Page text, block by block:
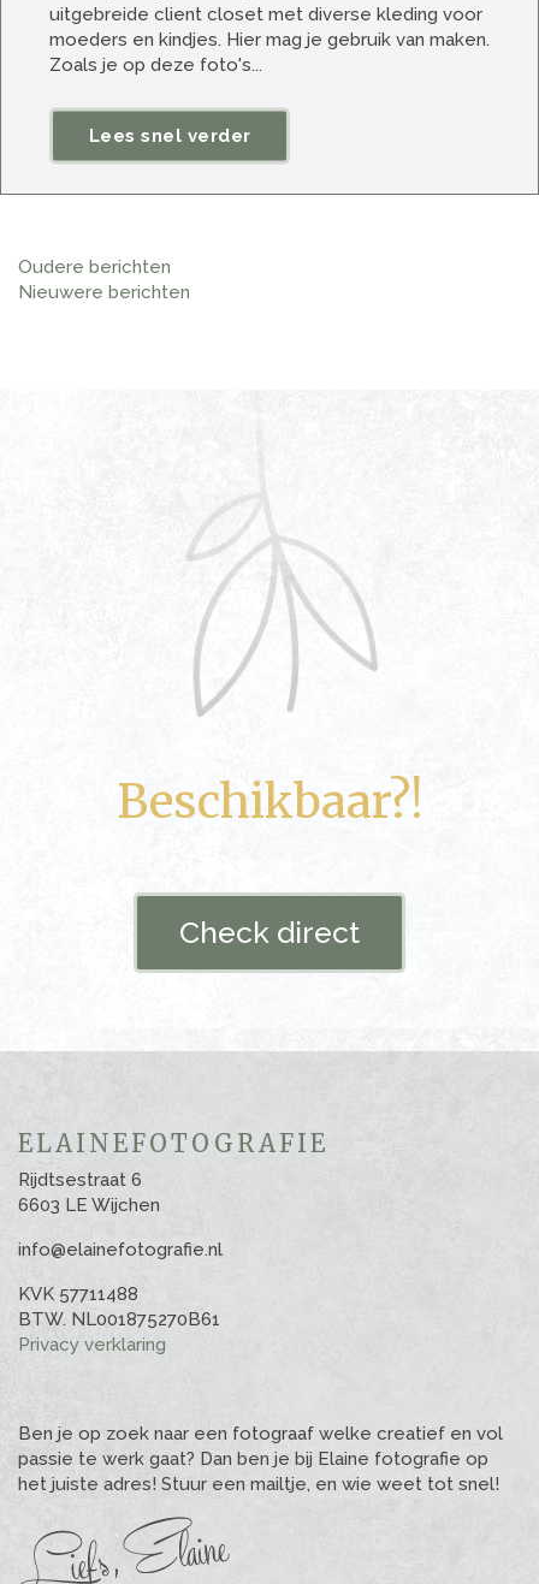
uitgebreide client closet met diverse kleding voor
moeders en kindjes. Hier mag je gebruik van maken.
Zoals je op deze foto's...
Lees snel verder
Berichtennavigatie
Oudere berichten
Nieuwere berichten
Beschikbaar?!
Check direct
ELAINEFOTOGRAFIE
Rijdtsestraat 6
6603 LE Wijchen
info@elainefotografie.nl
KVK 57711488
BTW. NL001875270B61
Privacy verklaring
Ben je op zoek naar een fotograaf welke creatief en vol
passie te werk gaat? Dan ben je bij Elaine fotografie op
het juiste adres! Stuur een mailtje, en wie weet tot snel!